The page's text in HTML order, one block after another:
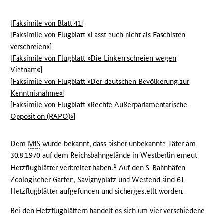
[Faksimile von Blatt 41]
[Faksimile von Flugblatt »Lasst euch nicht als Faschisten
verschreien«]
[Faksimile von Flugblatt »Die Linken schreien wegen
Vietnam«]
[Faksimile von Flugblatt »Der deutschen Bevölkerung zur
Kenntnisnahme«]
[Faksimile von Flugblatt »Rechte Außerparlamentarische
Opposition (RAPO)«]
Dem MfS wurde bekannt, dass bisher unbekannte Täter am
30.8.1970 auf dem Reichsbahngelände in Westberlin erneut
Hetzflugblätter verbreitet haben.1 Auf den S-Bahnhäfen
Zoologischer Garten, Savignyplatz und Westend sind 61
Hetzflugblätter aufgefunden und sichergestellt worden.
Bei den Hetzflugblättern handelt es sich um vier verschiedene